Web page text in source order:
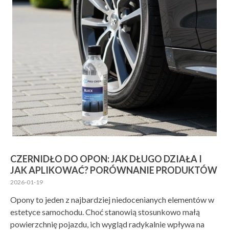
CZERNIDŁO DO OPON: JAK DŁUGO DZIAŁA I
JAK APLIKOWAĆ? PORÓWNANIE PRODUKTÓW
2026-01-19
Opony to jeden z najbardziej niedocenianych elementów w
estetyce samochodu. Choć stanowią stosunkowo małą
powierzchnię pojazdu, ich wygląd radykalnie wpływa na